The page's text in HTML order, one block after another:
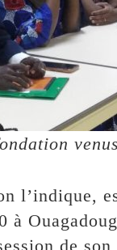
l’indique,
à
de